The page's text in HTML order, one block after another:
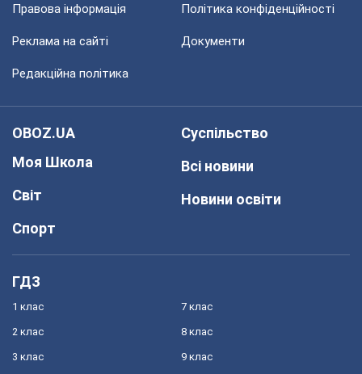
Правова інформація Політика конфіденційності
Реклама на сайті Документи
Редакційна політика
OBOZ.UA
Моя Школа
Світ
Спорт
Суспільство
Всі новини
Новини освіти
ГДЗ
1 клас
2 клас
3 клас
7 клас
8 клас
9 клас